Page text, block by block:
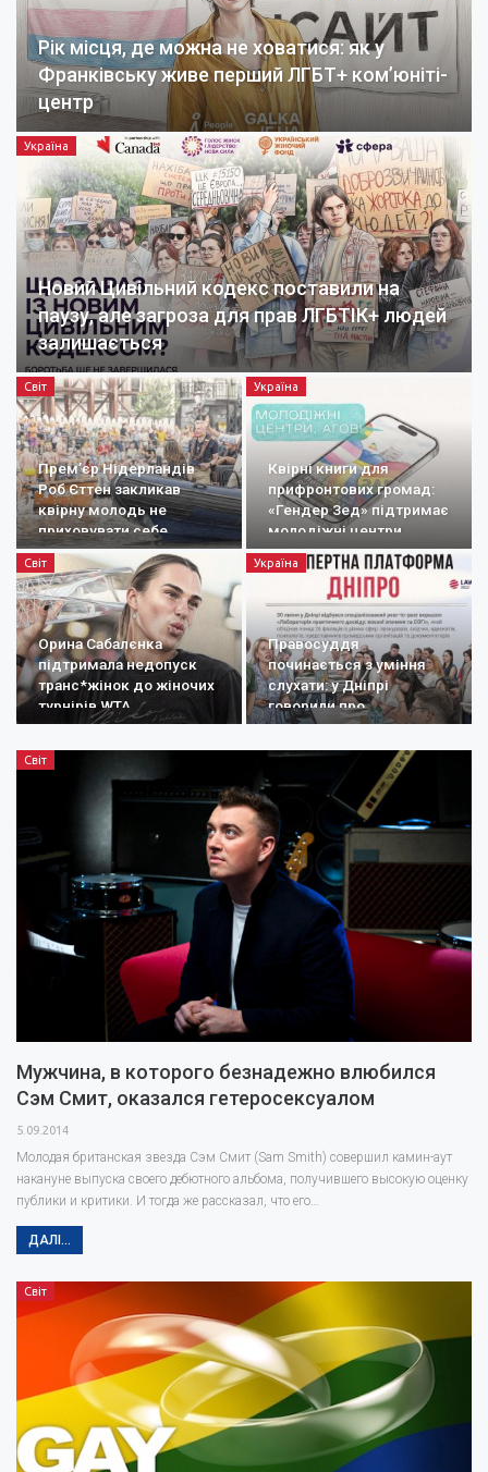
Рік місця, де можна не ховатися: як у
Франківську живе перший ЛГБТ+ ком’юніті-
центр
Україна
Новий Цивільний кодекс поставили на
паузу, але загроза для прав ЛГБТІК+ людей
залишається
Світ
Прем’єр Нідерландів
Роб Єттен закликав
квірну молодь не
приховувати себе
Україна
Квірні книги для
прифронтових громад:
«Гендер Зед» підтримає
молодіжні центри
Світ
Орина Сабалєнка
підтримала недопуск
транс*жінок до жіночих
турнірів WTA
Україна
Правосуддя
починається з уміння
слухати: у Дніпрі
говорили про
документування
воєнних злочинів
Світ
Мужчина, в которого безнадежно влюбился
Сэм Смит, оказался гетеросексуалом
5.09.2014
Молодая британская звезда Сэм Смит (Sam Smith) совершил камин-аут
накануне выпуска своего дебютного альбома, получившего высокую оценку
публики и критики. И тогда же рассказал, что его…
ДАЛІ...
Світ